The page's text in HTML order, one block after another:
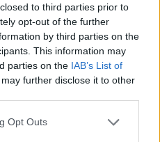
to third parties prior to
opt-out of the further
by third parties on the
This information may
parties on the IAB’s List of
further disclose it to other
Opt Outs
de Mijaíl